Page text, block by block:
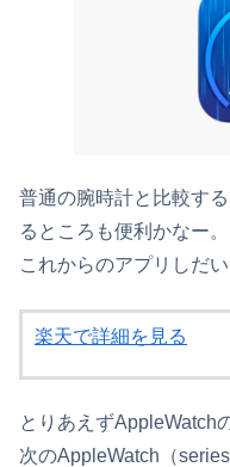
普通の腕時計と比較す
るところも便利かなー。
これからのアプリしだ
楽天で詳細を見る
とりあえずAppleWatch
次のAppleWatch（